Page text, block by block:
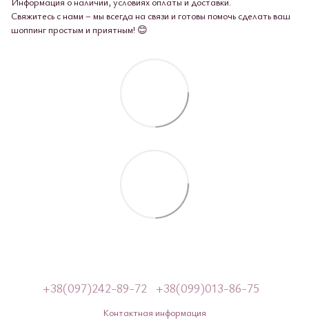
Свяжитесь с нами – мы всегда на связи и готовы помочь сделать ваш
шоппинг простым и приятным! 😊
+38(097)242-89-72 +38(099)013-86-75
Контактная информация